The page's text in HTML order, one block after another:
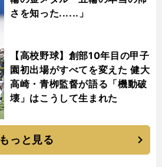
さを知った......」
【高校野球】創部10年目の甲子
園初出場がすべてを変えた 健大
高崎・青栁監督が語る「機動破
壊」はこうして生まれた
もっと見る